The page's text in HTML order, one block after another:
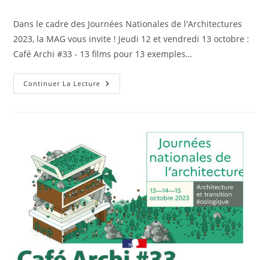
Dans le cadre des Journées Nationales de l'Architectures
2023, la MAG vous invite ! Jeudi 12 et vendredi 13 octobre :
Café Archi #33 - 13 films pour 13 exemples…
Continuer La Lecture La
MAG
Nationales
L’Architecture
2023